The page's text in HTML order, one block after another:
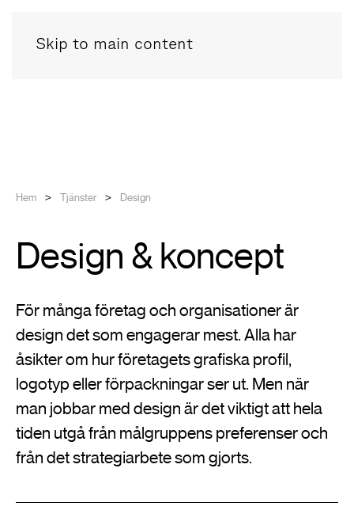
Skip to main content
Hem Tjänster Design
Design & koncept
För många företag och organisationer är
design det som engagerar mest. Alla har
åsikter om hur företagets grafiska profil,
logotyp eller förpackningar ser ut. Men när
man jobbar med design är det viktigt att hela
tiden utgå från målgruppens preferenser och
från det strategiarbete som gjorts.